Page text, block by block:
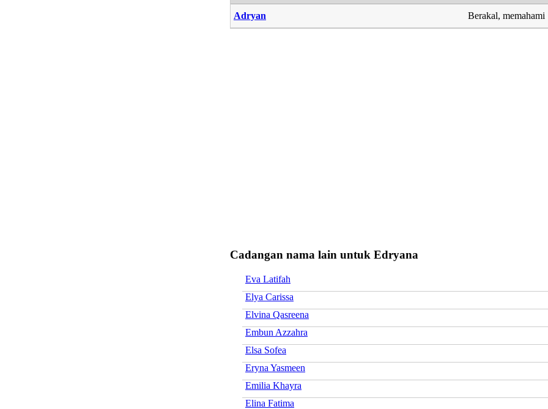
Adryan Berakal, memahami
Cadangan nama lain untuk Edryana
Eva Latifah
Elya Carissa
Elvina Qasreena
Embun Azzahra
Elsa Sofea
Eryna Yasmeen
Emilia Khayra
Elina Fatima